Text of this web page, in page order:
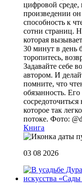
цифровой
произведении
способность к
сотни страниц.
которая
30 минут в день
торопитесь,
Задавайте себе
автором. И
помните, что
обязанность.
которое так
потоке. Фото:
Книга
03 08 2026